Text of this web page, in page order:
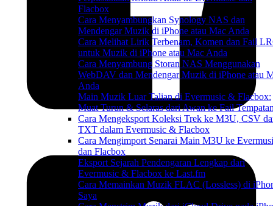
Flacbox
Cara Menyambungkan Synology NAS dan
Mendengar Muzik di iPhone atau Mac Anda
Cara Melihat Lirik Terbenam, Komen dan Fail
untuk Muzik di iPhone atau Mac Anda
Cara Menyambung Storan NAS Menggunakan
WebDAV dan Mendengar Muzik di iPhone atau
Anda
Main Muzik Luar Talian di Evermusic & Flacbox:
Muat Turun & Selaras dari Awan ke Fail
Cara Mengeksport Koleksi Trek ke M3U, CSV
TXT dalam Evermusic & Flacbox
Cara Mengimport Senarai Main M3U ke
dan Flacbox
Eksport Sejarah Pendengaran Lengkap dari
Evermusic & Flacbox ke Last.fm
Cara Memainkan Muzik FLAC (Lossless) di
Saya